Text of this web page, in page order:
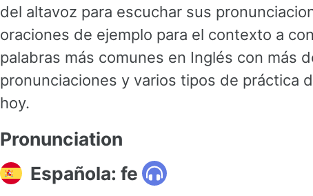
del altavoz para escuchar sus
oraciones de ejemplo para el contexto a
palabras más comunes en Inglés con más
pronunciaciones y varios tipos de práctica
hoy.
Pronunciation
Española: fe